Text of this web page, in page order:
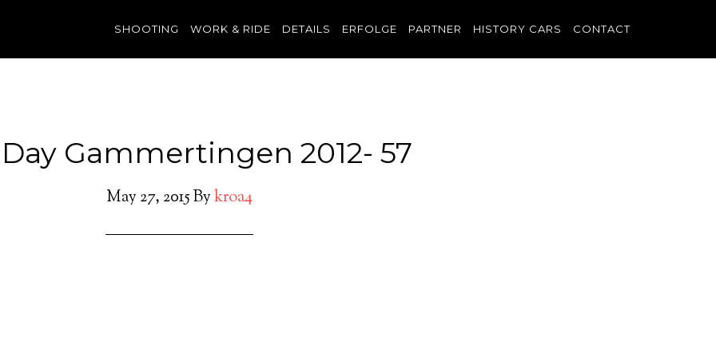
SHOOTING WORK & RIDE DETAILS ERFOLGE PARTNER HISTORY CARS CONTACT
Gammertingen 2012- 57
May 27, 2015Bykroa4